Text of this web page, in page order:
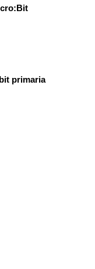
primaria